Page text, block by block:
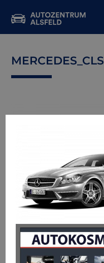
MERCEDES_CLS